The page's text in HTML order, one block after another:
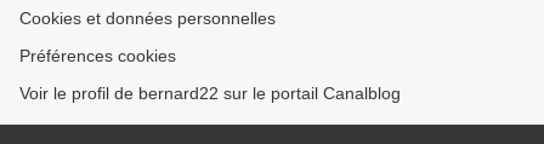
Cookies et données personnelles
Préférences cookies
Voir le profil de bernard22 sur le portail Canalblog